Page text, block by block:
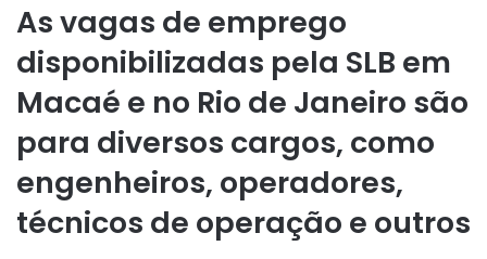
As vagas de emprego
disponibilizadas pela SLB em
Macaé e no Rio de Janeiro são
para diversos cargos, como
engenheiros, operadores,
técnicos de operação e outros